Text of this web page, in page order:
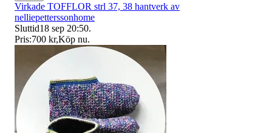
Virkade TOFFLOR strl 37, 38 hantverk av
nelliepetterssonhome
Sluttid18 sep 20:50.
Pris:700 kr,Köp nu.